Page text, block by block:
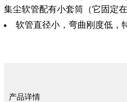
集尘软管配有小套筒（它固定在
软管直径小，弯曲刚度低，
产品详情